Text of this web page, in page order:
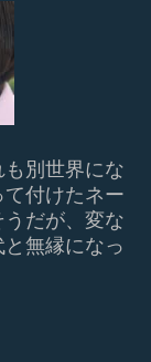
別世界にな
付けたネー
だが、変な
無縁になっ